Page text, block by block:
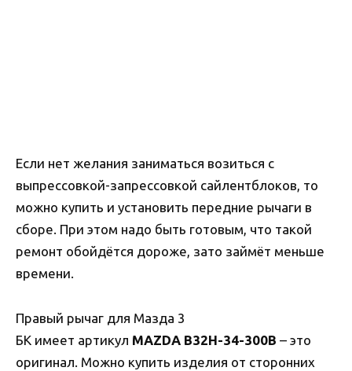
Если нет желания заниматься возиться с
выпрессовкой-запрессовкой сайлентблоков, то
можно купить и установить передние рычаги в
сборе. При этом надо быть готовым, что такой
ремонт обойдётся дороже, зато займёт меньше
времени.
Правый рычаг для Мазда 3
БК имеет артикул MAZDA B32H-34-300B – это
оригинал. Можно купить изделия от сторонних